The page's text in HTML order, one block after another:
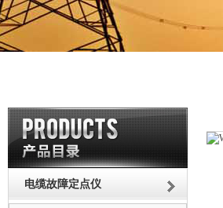
电缆故障定点仪